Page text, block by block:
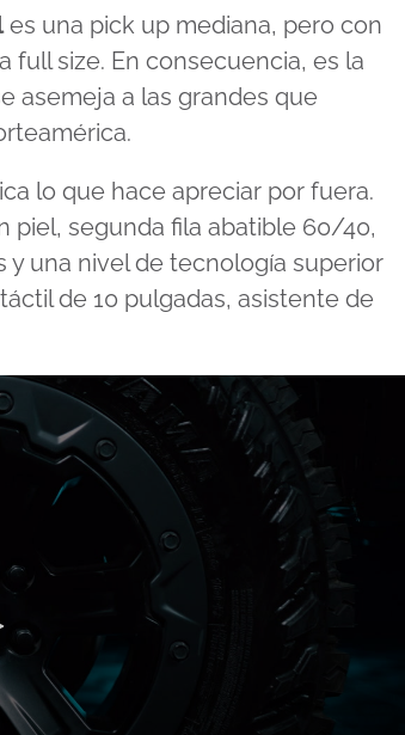
es una pick up mediana, pero con
full size. En consecuencia, es la
asemeja a las grandes que
lo que hace apreciar por fuera.
piel, segunda fila abatible 60/40,
una nivel de tecnología superior
de 10 pulgadas, asistente de